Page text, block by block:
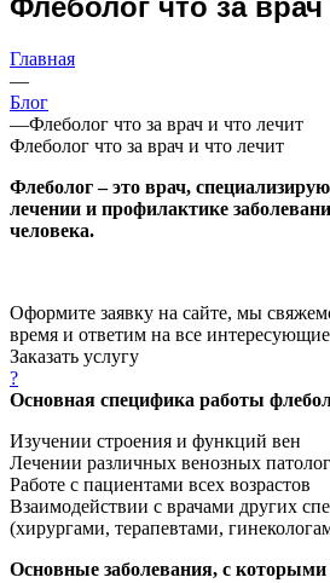
Флеболог что за
Главная
—
Блог
—Флеболог что за врач и что лечит
Флеболог что за врач и что лечит
Флеболог – это врач,
лечении и профилактике
человека.
Оформите заявку на сайте, мы
время и ответим на все
Заказать услугу
?
Основная специфика работы
Изучении строения и функций вен
Лечении различных венозных
Работе с пациентами всех возрастов
Взаимодействии с врачами других
(хирургами, терапевтами,
Основные заболевания, с которыми